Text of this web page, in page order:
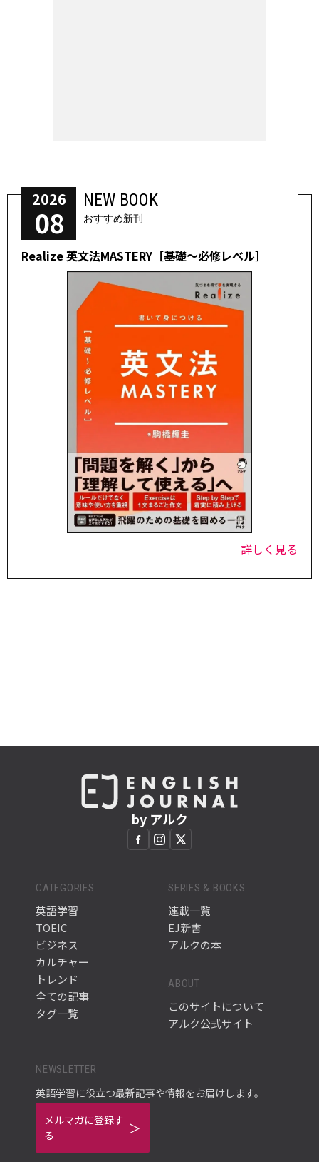
2026
08
NEW BOOK
おすすめ新刊
Realize 英文法MASTERY［基礎～必修レベル］
詳しく見る
by アルク
CATEGORIES
英語学習
TOEIC
ビジネス
カルチャー
トレンド
全ての記事
タグ一覧
SERIES & BOOKS
連載一覧
EJ新書
アルクの本
ABOUT
このサイトについて
アルク公式サイト
NEWSLETTER
英語学習に役立つ最新記事や情報をお届けします。
メルマガに登録す
る